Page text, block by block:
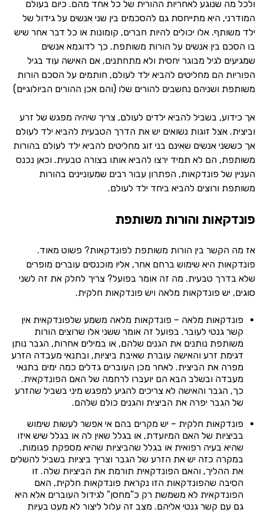
ולכל מה שנוגע לאחריות ההורית של כל אחד מהם. כיום בעולם
המודרני, היא מתייחסת גם להסכמים בין שני אנשים על גידול של
ילד משותף. אלו יכולים להיות חברים, קומונות או כל דבר אחר שיש
בו הסכם בין אנשים על הורות משותפת. כך לדוגמא אנשים
שמגיעים לגיל מבוגר יחסית ולא מתחתנים, אם האישה עוד בגיל
הפוריות הם מחליטים להביא ילד לעולם, חותמים על הסכם הורות
משותפת ושניהם נחשבים להורים שלו (והם אכן ההורים הביולוגיים)
אך כידוע, בשביל להביא ילדים לעולם, צריך שיהיה מפגש של זרע
וביצית. אצל זוגות נשואים יש את הדרך הטבעית להביא ילד לעולם
אך כששני אנשים שאינם בני זוג מחליטים להביא ילד לעולם בהורות
משותפת, הם לא תמיד ירצו להביא אותו בצורה טבעית. וכאן נכנס
העניין של פונדקאות, הפתרון עבור רבים שמעוניינים בהורות
משותפת ורוצים להביא ביחד ילד לעולם.
פונדקאות והורות משותפת
אז מה הקשר בין הורות משותפת לפונדקאות? פשוט מאוד.
פונדקאות היא שימוש ברחם אחר, אליו מוכנסים עוברים מופרים
שלא בדרך טבעית. מה זה אומר בפועל? צריך לחלק את זה לשני
סוגים, יש פונדקאות מלאה ויש פונדקאות חלקית.
פונדקאות מלאה – פונדקאות מלאה משמע שלפונדקאית אין
קשר גנטי לעובר. בפועל זה אומר ששני אלו שרוצים הורות
משותפת נותנים את הגנים שלהם, או במילים אחרות, הגבר נותן
דגימת זרע והאישה עוברת שאיבת ביציות, ובתנאי מעבדה הזרע
מפרה את הביצית. לאחר מכן העוברים גדלים כמה ימים בתנאי
מעבדה ובשלב הבא הם יועברו לרחמה של האם הפונדקאית.
כך, הגבר והאישה לא צריכים להגיע למפגש מיני בשביל שהזרע
של הגבר יפרה את הביצית והגנים כולם שלהם.
פונדקאות חלקית – יש מקרים בהם אי אפשר לעשות שימוש
בביציות של האם המיועדת, או בגלל שאין לה או בגלל שיש איזו
שהיא בעיה רפואית או בגלל שהביציות שהיא מספקת פגומות.
במקרה כזה יש את הזרע של הגבר וצריך ביציות בשביל להשלים
את ההליך, והאם הפונדקאית תורמת את הביציות שלה. זו
הסיבה שהפונדקאות הזו נקראת פונדקאות חלקית, האם
הפונדקאית לא משמשת רק כ”מחסן” לגידול העוברים אלא היא
גם עם קשר גנטי אליהם. מצב זה עלול ליצור לא מעט בעיות